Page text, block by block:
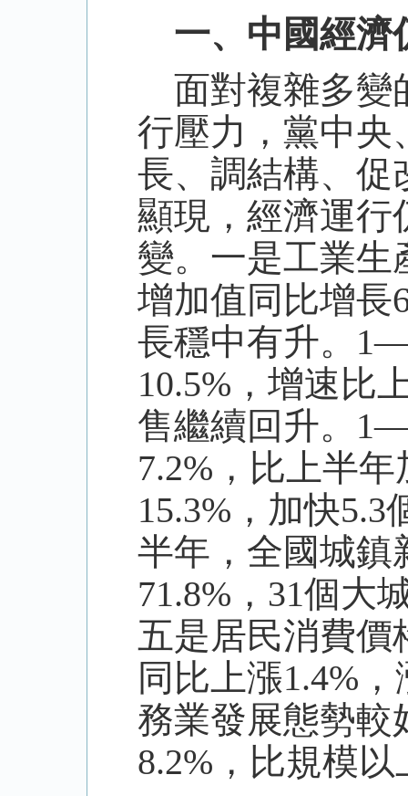
一、中國經濟
面對複雜多變
行壓力，黨中央
長、調結構、促
顯現，經濟運行
變。一是工業生
增加值同比增長
長穩中有升。
10.5%，增速比
售繼續回升。
7.2%，比上半
15.3%，加快
半年，全國城鎮
71.8%，31個大
五是居民消費
同比上漲1.4%
務業發展態勢
8.2%，比規模